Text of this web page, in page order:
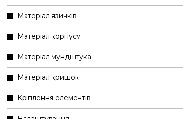
Матеріал язичків
Матеріал корпусу
Матеріал мундштука
Матеріал кришок
Кріплення елементів